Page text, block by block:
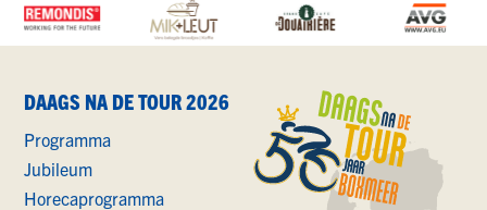
DAAGS NA DE TOUR 2026
Programma
Jubileum
Horecaprogramma